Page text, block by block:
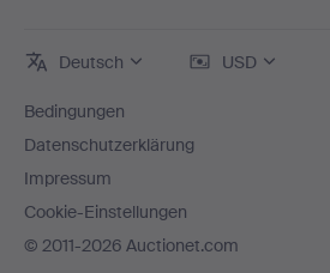
Deutsch USD
Bedingungen
Datenschutzerklärung
Impressum
Cookie-Einstellungen
© 2011-2026 Auctionet.com